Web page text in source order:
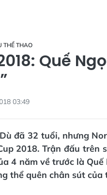
THỂ THAO
Quế
03:49
đã 32 tuổi, nhưng
2018. Trận đấu
4 năm về trước là
thể quên chân sút